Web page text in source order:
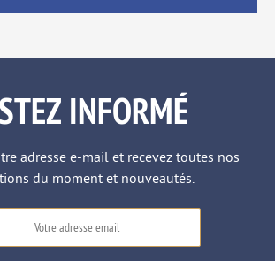
INFORMÉ
adresse e-mail et recevez toutes nos
du moment et nouveautés.